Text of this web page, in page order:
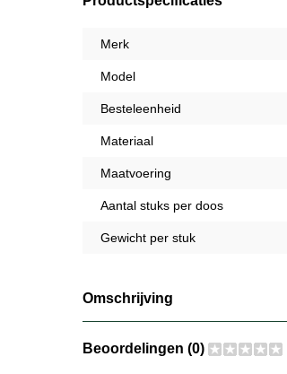
Merk
Model
Besteleenheid
Materiaal
Maatvoering
Aantal stuks per doos
Gewicht per stuk
Omschrijving
Beoordelingen (0)